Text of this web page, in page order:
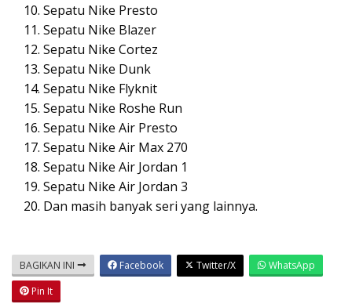
Sepatu Nike Presto
Sepatu Nike Blazer
Sepatu Nike Cortez
Sepatu Nike Dunk
Sepatu Nike Flyknit
Sepatu Nike Roshe Run
Sepatu Nike Air Presto
Sepatu Nike Air Max 270
Sepatu Nike Air Jordan 1
Sepatu Nike Air Jordan 3
Dan masih banyak seri yang lainnya.
BAGIKAN INI Facebook Twitter/X
WhatsApp
Pin It